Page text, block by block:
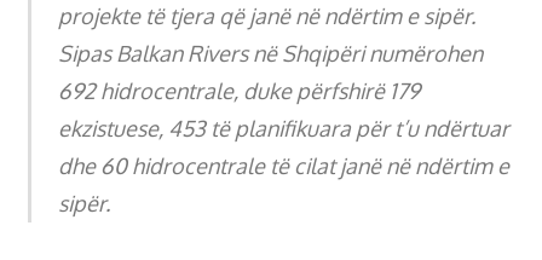
projekte të tjera që janë në ndërtim e sipër.
Sipas Balkan Rivers në Shqipëri numërohen
692 hidrocentrale, duke përfshirë 179
ekzistuese, 453 të planifikuara për t’u ndërtuar
dhe 60 hidrocentrale të cilat janë në ndërtim e
sipër.